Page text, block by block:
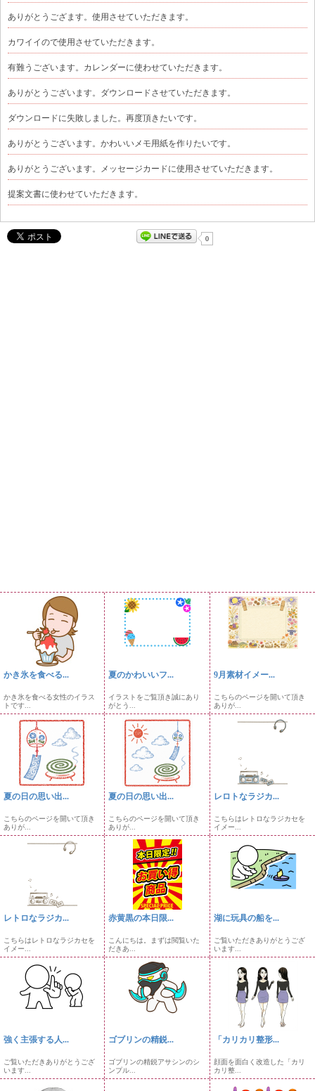
ありがとうござます。使用させていただきます。
カワイイので使用させていただきます。
有難うございます。カレンダーに使わせていただきます。
ありがとうございます。ダウンロードさせていただきます。
ダウンロードに失敗しました。再度頂きたいです。
ありがとうございます。かわいいメモ用紙を作りたいです。
ありがとうございます。メッセージカードに使用させていただきます。
提案文書に使わせていただきます。
0
かき氷を食べる...
かき氷を食べる女性のイラス
トです...
夏のかわいいフ...
イラストをご覧頂き誠にあり
がとう...
9月素材イメー...
こちらのページを開いて頂き
ありが...
夏の日の思い出...
こちらのページを開いて頂き
ありが...
夏の日の思い出...
こちらのページを開いて頂き
ありが...
レロトなラジカ...
こちらはレトロなラジカセを
イメー...
レトロなラジカ...
こちらはレトロなラジカセを
イメー...
赤黄黒の本日限...
こんにちは。まずは閲覧いた
だきあ...
湖に玩具の船を...
ご覧いただきありがとうござ
います...
強く主張する人...
ご覧いただきありがとうござ
います...
ゴブリンの精鋭...
ゴブリンの精鋭アサシンのシ
ンプル...
「カリカリ整形...
顔面を面白く改造した「カリ
カリ整...